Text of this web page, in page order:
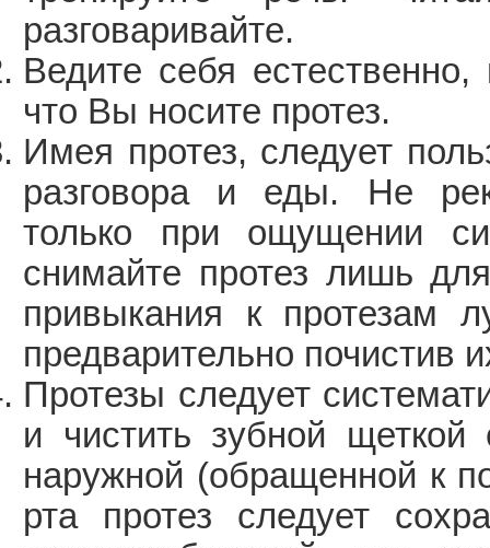
разговаривайте.
Ведите себя
что Вы носите протез.
Имея протез, следует
разговора и еды. Не
только при ощущении
снимайте протез лишь
привыкания к протезам
предварительно почистив
Протезы следует
и чистить зубной
наружной (обращенной к
рта протез следует